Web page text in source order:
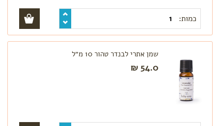
כמות:
שמן אתרי לבנדר טהור 10 מ״ל
54.0 ₪